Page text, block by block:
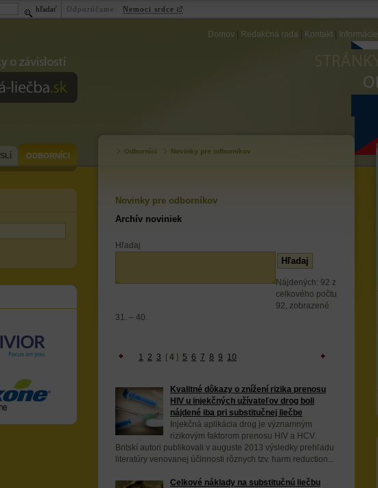
Domov Redakčná rada Kontakt
liečba.sk
ODBORNÍCI
Odborníci Novinky pre odborníkov
Novinky pre odborníkov
Archív noviniek
Hľadaj
Nájdených: 92 z
celkového počtu
92, zobrazené
31. – 40.
1 2 3 [ 4 ] 5 6 7 8 9 10
Kvalitné dôkazy o znížení rizika prenosu
HIV u injekčných užívateľov drog boli
nájdené iba pri substitučnej liečbe
Injekčná aplikácia drog je významným
rizikovým faktorom prenosu HIV a HCV.
Britskí autori publikovali v auguste 2013 výsledky prehľadu
literatúry venovanej účinnosti rôznych tzv. harm reduction...
Celkové náklady na substitučnú liečbu
hľadať Odporúčame: Nemoci srdce